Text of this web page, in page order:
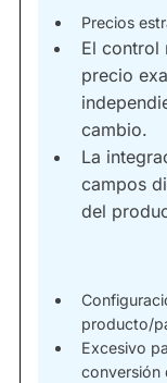
Precios
El control
precio
cambio.
La
campos
del
producto/
Excesivo
conversión